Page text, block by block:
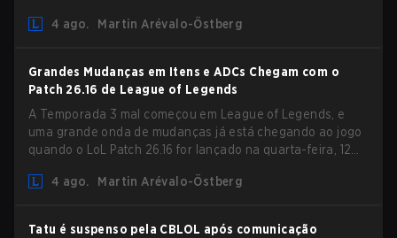
necessárias em picks que estavam overperforming. Com
26.15.
4 ago. Martin Arévalo-Östberg
Grandes Mudanças em Itens e ADCs Chegam com o
Patch 26.16 de League of Legends
A Temporada 3 mal começou em League of Legends, e
uma grande onda de mudanças já está chegando ao jogo
quando o LoL Patch 26.16 for lançado na quarta-feira, 12
mudanças em Resistência Mágica (MR) para praticamente
aumento de magos na Bot Lane. Mas não é só isso! Além
4 ago. Martin Arévalo-Östberg
Tatu é suspenso pela CBLOL após comunicação